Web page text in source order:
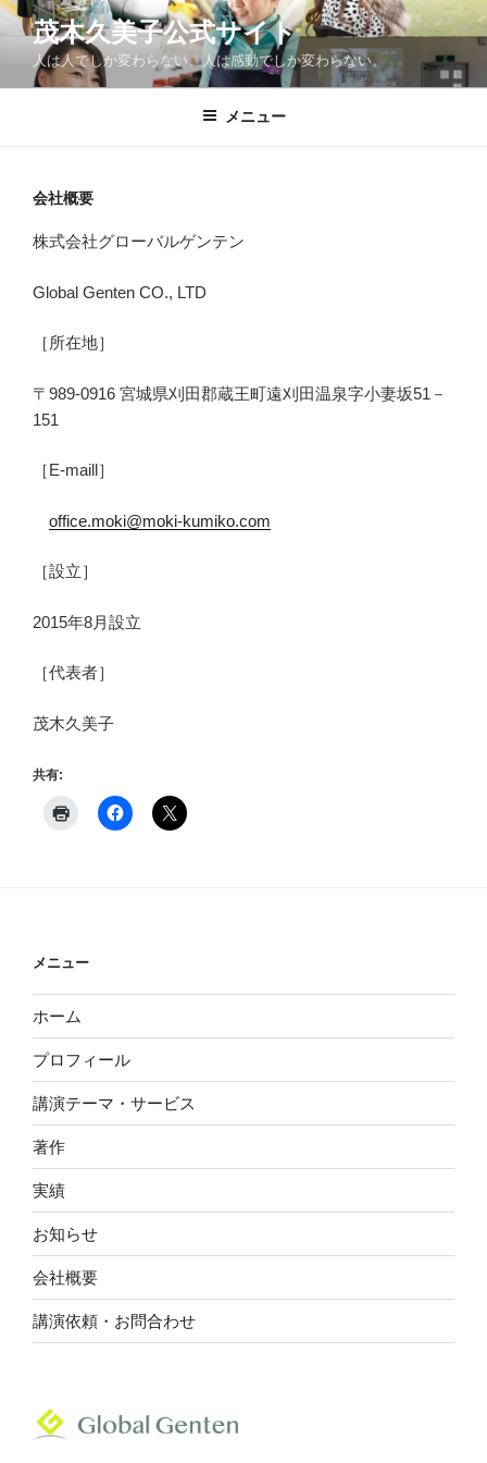
コ
ン
茂木久美子公式サイト
人は人でしか変わらない。人は感動でしか変わらない。
メニュー
会社概要
株式会社グローバルゲンテン
Global Genten CO., LTD
［所在地］
〒989-0916 宮城県刈田郡蔵王町遠刈田温泉字小妻坂51－
151
［E-maill］
office.moki@moki-kumiko.com
［設立］
2015年8月設立
［代表者］
茂木久美子
共有:
メニュー
ホーム
プロフィール
講演テーマ・サービス
著作
実績
お知らせ
会社概要
講演依頼・お問合わせ